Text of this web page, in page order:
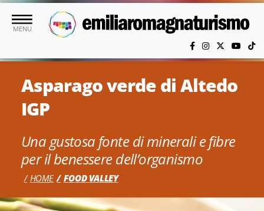
Vai al contenuto principale
MENU
Asparago verde di Altedo
IGP
Una gustosa fonte di minerali e fibre
per il benessere dell’organismo
HOME FOOD VALLEY